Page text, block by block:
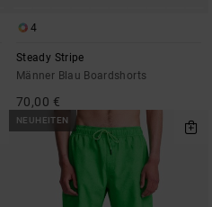
4
Steady Stripe
Männer Blau Boardshorts
70,00 €
NEUHEITEN